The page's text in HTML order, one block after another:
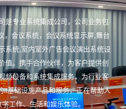
是专业系统集成公司，公司业务包
，会议系统，会议系统显示屏,舞台
系统,室内室外广告会议演出系统设
值。携手合作伙伴，为客户提供创
频设备和系统集成服务，为行业客
it基础设施产品和服务，正在帮助人
工作、生活和娱乐体验。